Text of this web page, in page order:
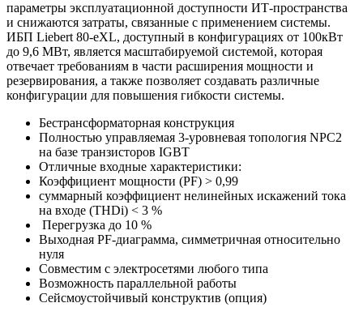
параметры эксплуатационной доступности ИТ-пространства
и снижаются затраты, связанные с применением системы.
ИБП Liebert 80-eXL, доступный в конфигурациях от 100кВт
до 9,6 МВт, является масштабируемой системой, которая
отвечает требованиям в части расширения мощности и
резервирования, а также позволяет создавать различные
конфигурации для повышения гибкости системы.
Бестрансформаторная конструкция
Полностью управляемая 3-уровневая топология NPC2
на базе транзисторов IGBT
Отличные входные характеристики:
Коэффициент мощности (PF) > 0,99
суммарный коэффициент нелинейных искажений тока
на входе (THDi) < 3 %
Перегрузка до 10 %
Выходная PF-диаграмма, симметричная относительно
нуля
Совместим с электросетями любого типа
Возможность параллельной работы
Сейсмоустойчивый конструктив (опция)